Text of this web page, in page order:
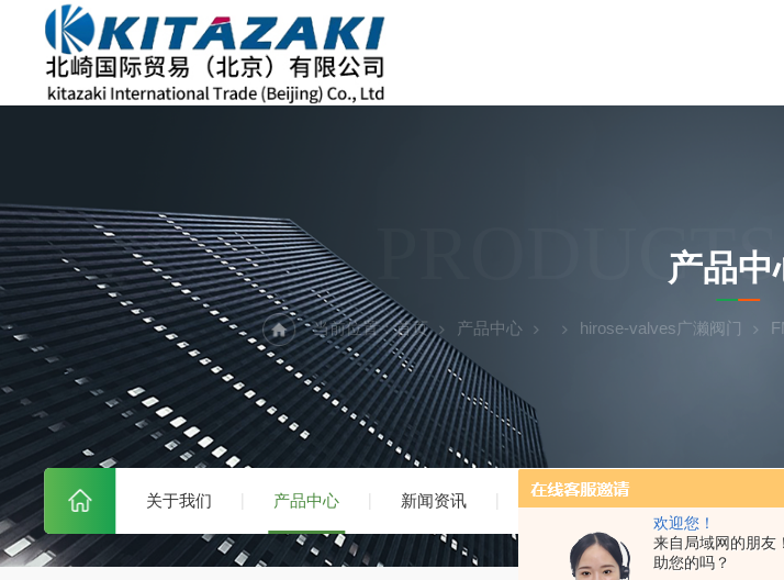
欢迎您！
来自局域网的朋友
助您的吗？
关于我们 产品中心 新闻资讯 技术文章
产品中
当前位置：首页 产品中心 hirose-valves广濑阀门